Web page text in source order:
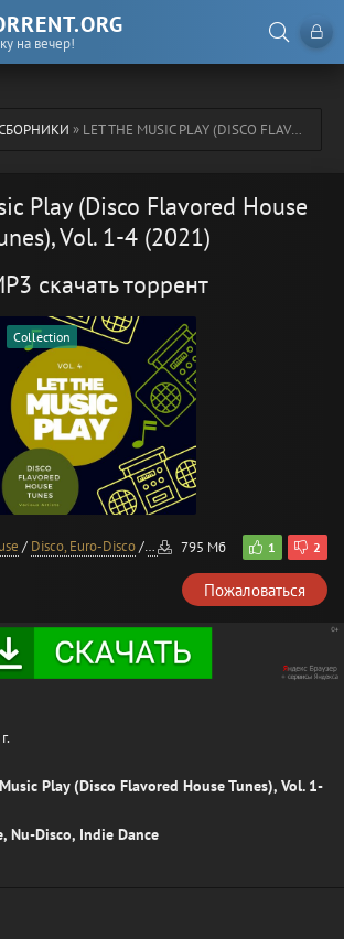
на вечер!
» LET THE MUSIC PLAY (DISCO FLAVORED HOUSE TUNES), VOL. 1-4 (2021)
Play (Disco Flavored House
Vol. 1-4 (2021)
скачать торрент
Collection
/ Disco, Euro-Disco/ Dance795 Мб 1 2
Пожаловаться
г.
Play (Disco Flavored House Tunes), Vol. 1-
Nu-Disco, Indie Dance